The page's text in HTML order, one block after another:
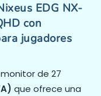
EDG NX-
con
jugadores
de 27
que ofrece una